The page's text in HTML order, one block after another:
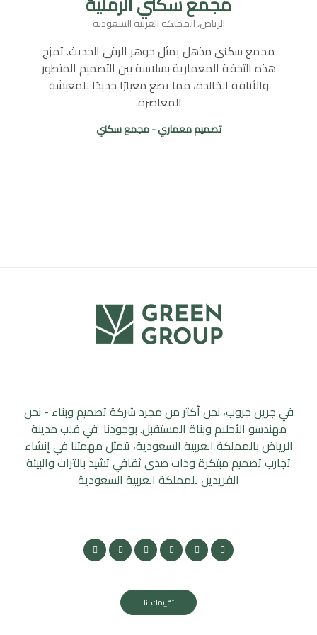
الرياض، المملكة العربية السعودية
مجمع سكني مذهل يمثل جوهر الرقي الحديث. تمزج
هذه التحفة المعمارية بسلاسة بين التصميم المتطور
والأناقة الخالدة، مما يضع معيارًا جديدًا للمعيشة
المعاصرة.
تصميم معماري - مجمع سكني
في جرين جروب، نحن أكثر من مجرد شركة تصميم وبناء - نحن
مهندسو الأحلام وبناة المستقبل. بوجودنا في قلب مدينة
الرياض بالمملكة العربية السعودية، تتمثل مهمتنا في إنشاء
تجارب تصميم مبتكرة وذات صدى ثقافي تشيد بالتراث والبيئة
الفريدين للمملكة العربية السعودية
تقييمك لنا